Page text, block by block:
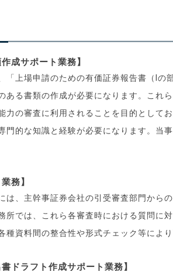
成サポート業務】
「上場申請のための有価証券報告書（Ⅰの
ある書類の作成が必要になります。これ
力の審査に利用されることを目的として
門的な知識と経験が必要になります。当
務】
は、主幹事証券会社の引受審査部門から
所では、これら各審査時における質問に
種資料間の整合性や形式チェック等によ
書ドラフト作成サポート業務】